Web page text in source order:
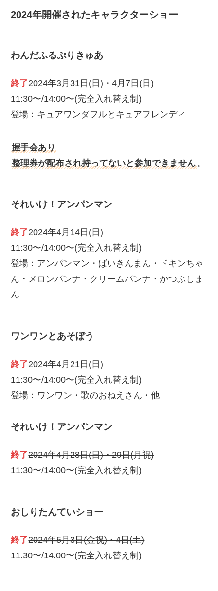
2024年開催されたキャラクターショー
わんだふるぷりきゅあ
終了2024年3月31日(日)・4月7日(日)
11:30〜/14:00〜(完全入れ替え制)
登場：キュアワンダフルとキュアフレンディ
握手会あり
整理券が配布され持ってないと参加できません 。
それいけ！アンパンマン
終了2024年4月14日(日)
11:30〜/14:00〜(完全入れ替え制)
登場：アンパンマン・ばいきんまん・ドキンちゃ
ん・メロンパンナ・クリームパンナ・かつぶしま
ん
ワンワンとあそぼう
終了2024年4月21日(日)
11:30〜/14:00〜(完全入れ替え制)
登場：ワンワン・歌のおねえさん・他
それいけ！アンパンマン
終了2024年4月28日(日)・29日(月祝)
11:30〜/14:00〜(完全入れ替え制)
おしりたんていショー
終了2024年5月3日(金祝)・4日(土)
11:30〜/14:00〜(完全入れ替え制)